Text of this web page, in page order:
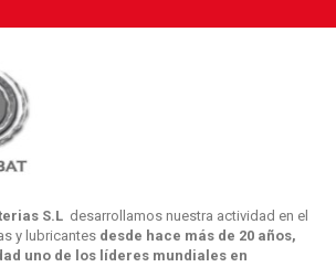
S.L desarrollamos nuestra actividad en el
y lubricantes desde hace más de 20 años,
uno de los líderes mundiales en